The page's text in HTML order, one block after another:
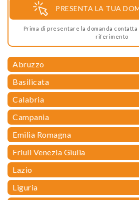
PRESENTA LA TUA
Prima di presentare la domanda
riferimento
Abruzzo
Basilicata
Calabria
Campania
Emilia Romagna
Friuli Venezia Giulia
Lazio
Liguria